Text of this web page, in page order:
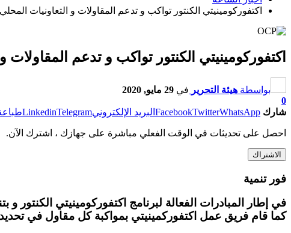
اكتفوركومينيتي الكنتور تواكب و تدعم المقاولات و التعاونيات
اكتفوركومينيتي الكنتور تواكب و تدعم المقاولات
بواسطة هيئة التحرير في 29 مايو, 2020
0
شارك
FacebookTwitterWhatsApp البريد الإلكتروني LinkedinTelegram
احصل على تحديثات في الوقت الفعلي مباشرة على جهازك ، اشترك الآن.
الاشتراك
فور تنمية
كما قام فريق عمل اكتفوركمينيتي بمواكبة كل مقاول في